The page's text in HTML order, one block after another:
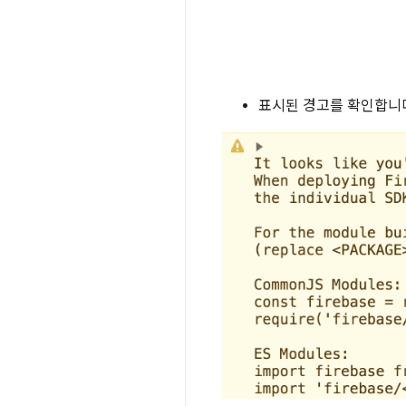
표시된 경고를 확인합니